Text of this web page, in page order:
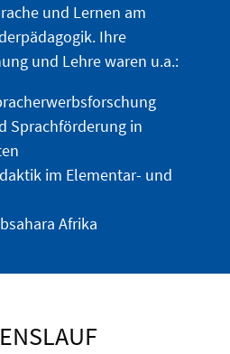
und Lernen am
Ihre
und Lehre waren u.a.:
Sprachförderung in
im Elementar- und
Afrika